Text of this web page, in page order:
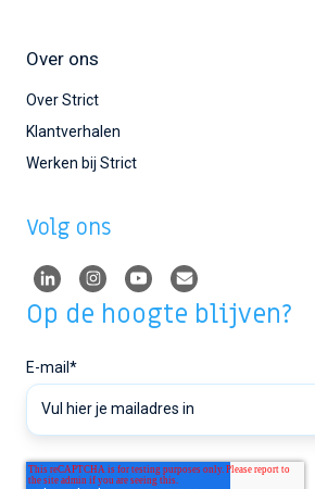
Over ons
Over Strict
Klantverhalen
Werken bij Strict
Volg ons
Op de hoogte blijven?
E-mail *